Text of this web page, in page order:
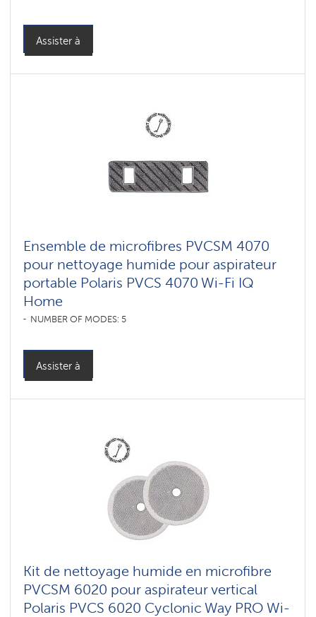
Assister à
Ensemble de microfibres PVCSM 4070
pour nettoyage humide pour aspirateur
portable Polaris PVCS 4070 Wi-Fi IQ
Home
NUMBER OF MODES: 5
Assister à
Kit de nettoyage humide en microfibre
PVCSM 6020 pour aspirateur vertical
Polaris PVCS 6020 Cyclonic Way PRO Wi-